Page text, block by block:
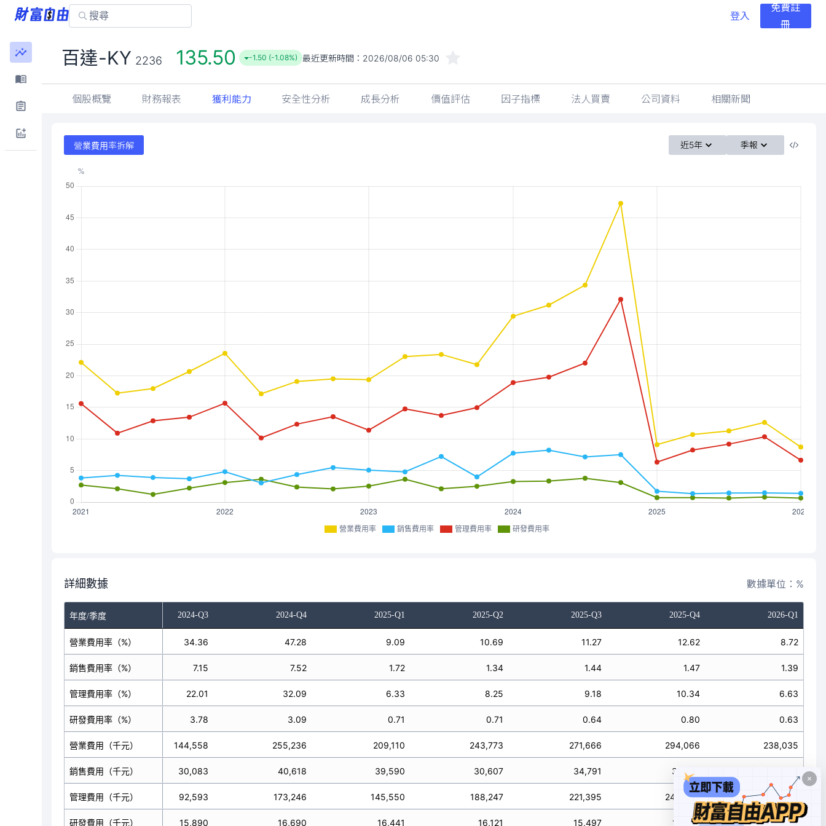
登入
免費註
冊
百達-KY 2236 135.50 -1.50 (-1.08%) 最近更新時間： 2026/08/06 05:30
個股概覽 財務報表 獲利能力 安全性分析 成長分析 價值評估 因子指標 法人買賣 公司資料 相關新聞
營業費用率拆解 近5年 季報
營業費用率 銷售費用率 管理費用率 研發費用率
詳細數據 數據單位：%
年度/季度
2024-Q2 2024-Q3 2024-Q4 2025-Q1 2025-Q2 2025-Q3 2025-Q4 2026-Q1
營業費用率（%）
銷售費用率（%）
管理費用率（%）
研發費用率（%）
營業費用（千元）
銷售費用（千元）
管理費用（千元）
研發費用（千元）
31.18 34.36 47.28 9.09 10.69 11.27 12.62 8.72
8.22 7.15 7.52 1.72 1.34 1.44 1.47 1.39
19.78 22.01 32.09 6.33 8.25 9.18 10.34 6.63
3.34 3.78 3.09 0.71 0.71 0.64 0.80 0.63
131,070 144,558 255,236 209,110 243,773 271,666 294,066 238,035
34,557 30,083 40,618 39,590 30,607 34,791 34,148
83,157 92,593 173,246 145,550 188,247 221,395 240,943 181,035
14,043 15,890 16,690 16,441 16,121 15,497 18,651 17,148